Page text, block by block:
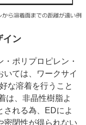
イン
ポリプロピレン・
いては、ワークサイ
な溶着を行うこと
は、非晶性樹脂よ
される為、EDによ
密閉性が得られない